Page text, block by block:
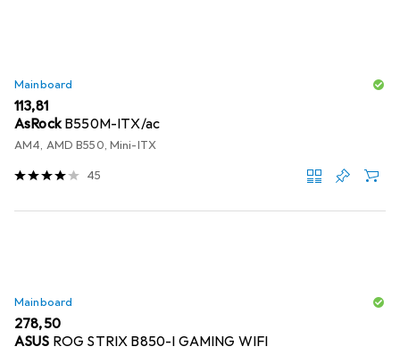
Mainboard
EUR
113,81
AsRock B550M-ITX/ac
AM4, AMD B550, Mini-ITX
45
Mainboard
EUR
278,50
ASUS ROG STRIX B850-I GAMING WIFI